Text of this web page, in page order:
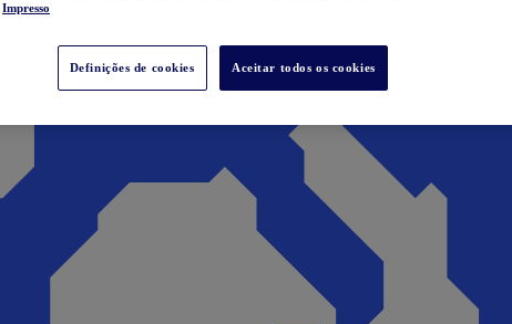
Impresso
Definições de cookies Aceitar todos os cookies